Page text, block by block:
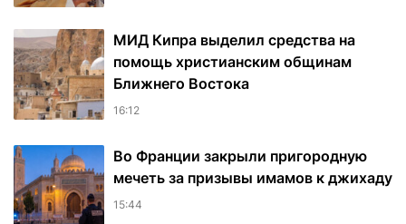
МИД Кипра выделил средства на
помощь христианским общинам
Ближнего Востока
16:12
Во Франции закрыли пригородную
мечеть за призывы имамов к джихаду
15:44